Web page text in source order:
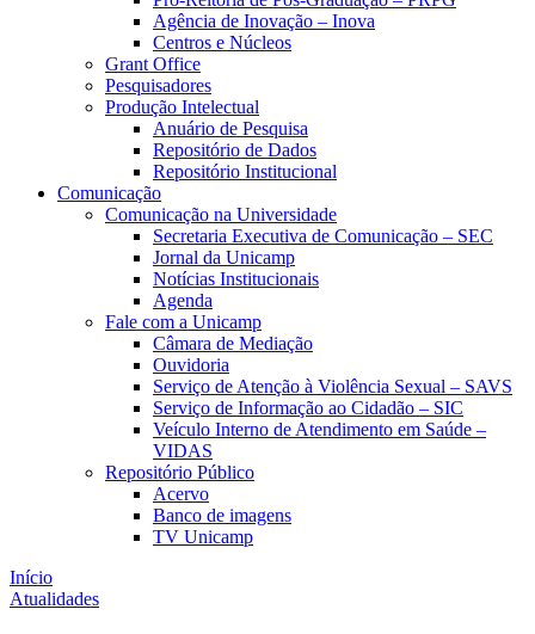
Agência de Inovação – Inova
Centros e Núcleos
Grant Office
Pesquisadores
Produção Intelectual
Anuário de Pesquisa
Repositório de Dados
Repositório Institucional
Comunicação
Comunicação na Universidade
Secretaria Executiva de Comunicação – SEC
Jornal da Unicamp
Notícias Institucionais
Agenda
Fale com a Unicamp
Câmara de Mediação
Ouvidoria
Serviço de Atenção à Violência Sexual – SAVS
Serviço de Informação ao Cidadão – SIC
Veículo Interno de Atendimento em Saúde –
VIDAS
Repositório Público
Acervo
Banco de imagens
TV Unicamp
Início
Atualidades